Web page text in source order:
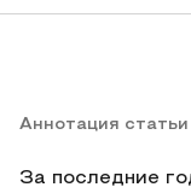
Аннотация статьи
За последние